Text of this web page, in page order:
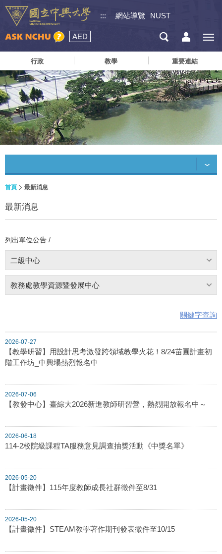
::: 網站導覽 NUST
AED
行政 教學 重要連結
首頁 最新消息
最新消息
列出單位公告 /
二級中心
教務處教學資源暨發展中心
關鍵字查詢
2026-07-27
【教學研習】用設計思考激發跨領域教學火花！8/24苗圃計畫初
階工作坊_中興場熱烈報名中
2026-07-06
【教發中心】臺綜大2026新進教師研習營，熱烈開放報名中～
2026-06-18
114-2校院級課程TA服務意見調查抽獎活動《中獎名單》
2026-05-20
【計畫徵件】115年度教師成長社群徵件至8/31
2026-05-20
【計畫徵件】STEAM教學著作期刊發表徵件至10/15